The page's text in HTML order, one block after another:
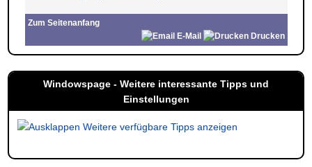
Zum Seitenanfang
E-Mail
Drucken
Windowspage - Weitere interessante Tipps und
Einstellungen
Weitere verfügbare Tipps anzeigen